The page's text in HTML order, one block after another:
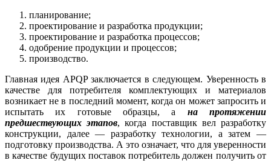
планирование;
проектирование и разработка продукции;
проектирование и разработка процессов;
одобрение продукции и процессов;
производство.
Главная идея APQP заключается в следующем. Уверенность в
качестве для потребителя комплектующих и материалов
возникает не в последний момент, когда он может запросить и
испытать их готовые образцы, а на протяжении
предшествующих этапов, когда поставщик вел разработку
конструкции, далее — разработку технологии, а затем —
подготовку производства. А это означает, что для уверенности
в качестве будущих поставок потребитель должен получить от